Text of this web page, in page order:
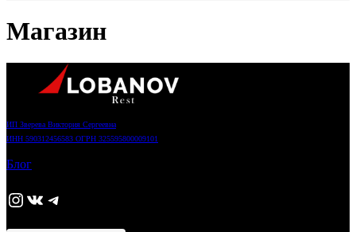
Магазин
ИП Зверева Виктория Сергеевна
ИНН 590312456583 ОГРН 325595800009101
Блог
https://www.instagram.com/adjika_perm/
ВКонтакте
Telegram